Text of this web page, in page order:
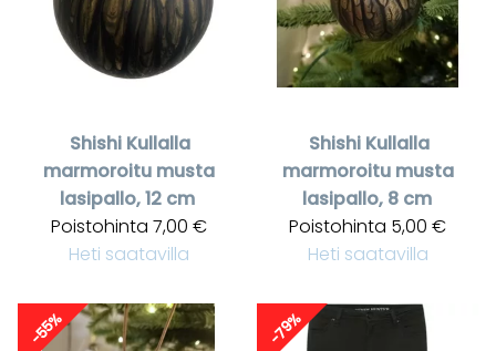
Shishi Kullalla
marmoroitu musta
lasipallo, 12 cm
Poistohinta 7,00 €
Heti saatavilla
Shishi Kullalla
marmoroitu musta
lasipallo, 8 cm
Poistohinta 5,00 €
Heti saatavilla
-55% -79%